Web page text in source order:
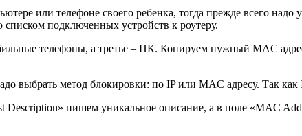
или телефоне своего ребенка, тогда прежде всего
подключенных устройств к роутеру.
телефоны, а третье – ПК. Копируем нужный MAC
выбрать метод блокировки: по IP или MAC адресу. Так как
пишем уникальное описание, а в поле «MAC